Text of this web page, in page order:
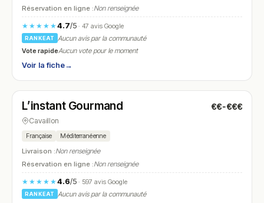
Réservation en ligne :Non renseignée
★★★★★4.7/5· 47 avis Google
RANKEAT
Aucun avis par la communauté
Vote rapideAucun vote pour le moment
Voir la fiche→
N° 21
L’instant Gourmand €€-€€€
Cavaillon
Française Méditerranéenne
Livraison :Non renseignée
Réservation en ligne :Non renseignée
★★★★★4.6/5· 597 avis Google
RANKEAT
Aucun avis par la communauté